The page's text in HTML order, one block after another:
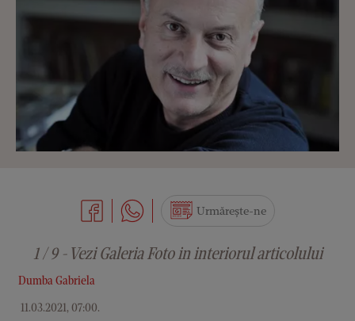
Dumba Gabriela
11.03.2021, 07:00.
Urmărește-ne
1 / 9 - Vezi Galeria Foto in interiorul articolului